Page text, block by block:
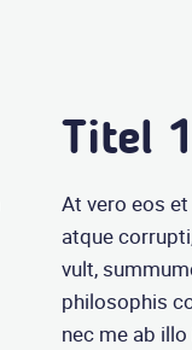
Titel 1
At vero eos
atque
vult,
philosophis
nec me ab